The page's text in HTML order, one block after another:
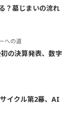
？墓じまいの流れ
への道
の決算発表、数字
イクル第2幕、AI